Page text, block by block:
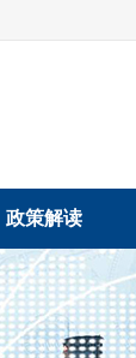
政策解读
发展改革令
规范性文件